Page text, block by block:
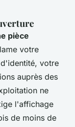
pièce
votre
votre
auprès des
ne
l'affichage
de moins de